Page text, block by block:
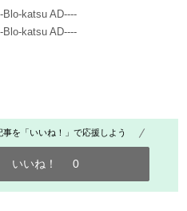
Blo-katsu AD----
Blo-katsu AD----
事を「いいね！」で応援しよう
いいね！ 0